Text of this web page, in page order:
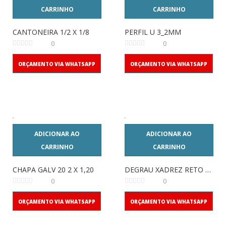
CARRINHO
CANTONEIRA 1/2 X 1/8
0
ORÇAMENTO VIA WHATSAPP
CARRINHO
PERFIL U 3_2MM
0
ORÇAMENTO VIA WHATSAPP
ADICIONAR AO
CARRINHO
CHAPA GALV 20 2 X 1,20
0
ORÇAMENTO VIA WHATSAPP
ADICIONAR AO
CARRINHO
DEGRAU XADREZ RETO 800MM
0
ORÇAMENTO VIA WHATSAPP